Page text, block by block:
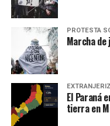
PROTESTA
Marcha
El Paraná
tierra en